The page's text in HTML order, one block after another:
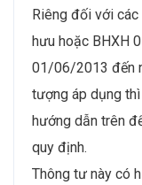
Riêng đối với
hưu hoặc BHXH
01/06/2013 đến
tượng áp dụng
hướng dẫn trên
quy định.
Thông tư này có